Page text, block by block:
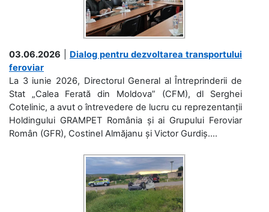
03.06.2026
Dialog pentru dezvoltarea transportului
feroviar
La 3 iunie 2026, Directorul General al Întreprinderii de
Stat „Calea Ferată din Moldova” (CFM), dl Serghei
Cotelinic, a avut o întrevedere de lucru cu reprezentanții
Holdingului GRAMPET România și ai Grupului Feroviar
Român (GFR), Costinel Almăjanu și Victor Gurdiș....